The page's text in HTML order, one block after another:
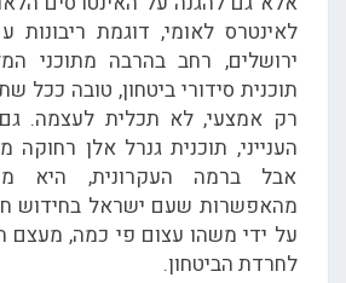
לאינטרס לאומי, דוגמת ריבונות
ירושלים, רחב בהרבה מתוכני
תוכנית סידורי ביטחון, טובה ככל
רק אמצעי, לא תכלית לעצמה.
הענייני, תוכנית גנרל אלן
אבל ברמה העקרונית, היא
מהאפשרות שעם ישראל בחידוש
על ידי משהו עצום פי כמה, מעצם
לחרדת הביטחון.